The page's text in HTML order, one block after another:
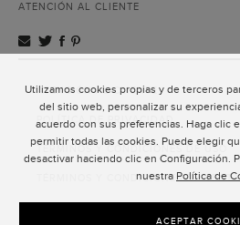
Utilizamos cookies propias y de terceros
del sitio web, personalizar su
acuerdo con sus preferencias. Haga clic
permitir todas las cookies. Puede elegir
desactivar haciendo clic en Configuración.
nuestra Política de
ACEPTAR
ATENCIÓN AL CLIENTE
ATENCIÓN AL CLIENTE
POLÍTICA DE PRIVACIDAD
TÉRMINOS Y CONDICIONES DE USO
TÉRMINOS Y CONDICIONES DE VENTA
SUSCRIPCIÓN AL NEWSLETTER